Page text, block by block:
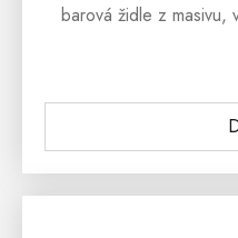
barová židle z masivu,